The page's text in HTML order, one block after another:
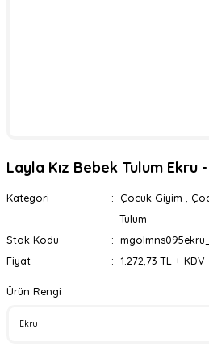
Layla Kız Bebek Tulum Ekru
Kategori Çocuk Giyim
Tulum
Stok Kodu
Fiyat
1.272,73 TL + KDV
Ürün Rengi